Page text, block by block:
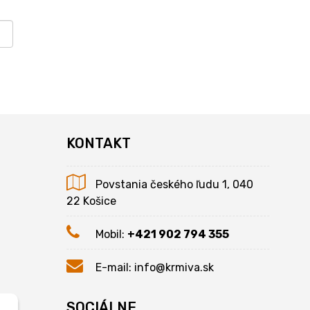
KONTAKT
Povstania českého ľudu 1, 040
22 Košice
Mobil: +421 902 794 355
E-mail: info@krmiva.sk